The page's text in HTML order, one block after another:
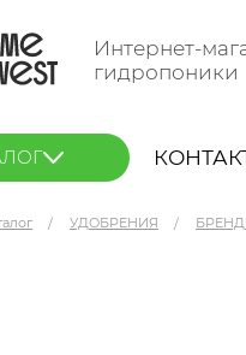
Интернет-
гидропоники
УДОБРЕНИЯ